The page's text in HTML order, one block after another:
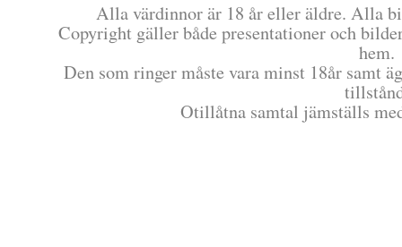
Alla värdinnor är 18 år eller äldre. Alla
Copyright gäller både presentationer och
hem.
Den som ringer måste vara minst 18år samt
Otillåtna samtal jämställs